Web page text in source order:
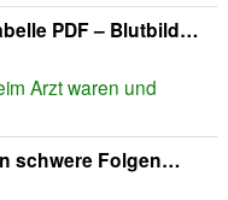
PDF – Blutbild…
Arzt waren und
schwere Folgen…